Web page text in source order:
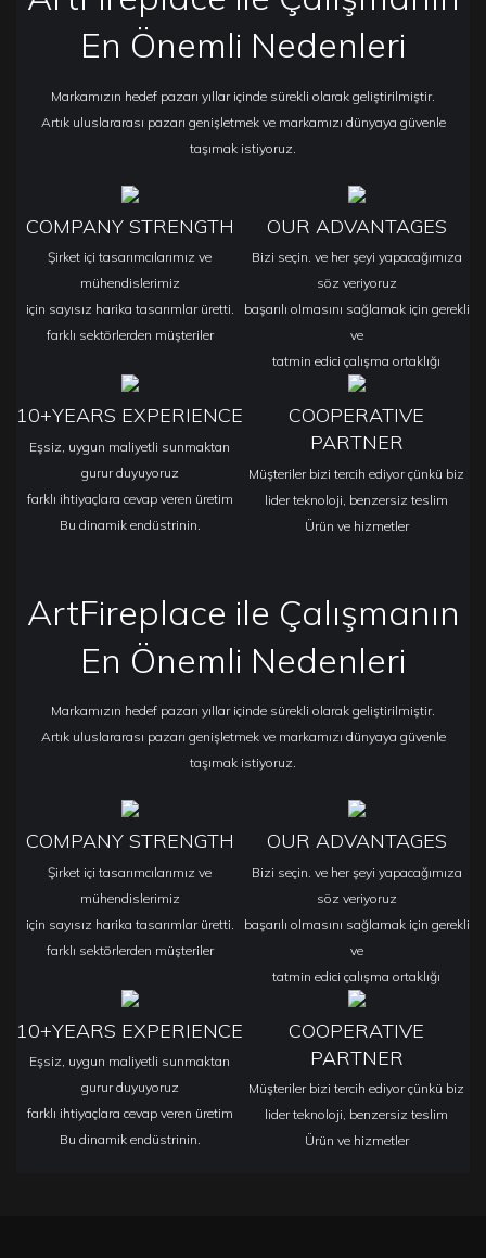
En Önemli Nedenleri
Markamızın hedef pazarı yıllar içinde sürekli olarak geliştirilmiştir.
Artık uluslararası pazarı genişletmek ve markamızı dünyaya güvenle
taşımak istiyoruz.
COMPANY STRENGTH
Şirket içi tasarımcılarımız ve
mühendislerimiz
için sayısız harika tasarımlar üretti.
farklı sektörlerden müşteriler
OUR ADVANTAGES
Bizi seçin. ve her şeyi yapacağımıza
söz veriyoruz
başarılı olmasını sağlamak için gerekli
ve
tatmin edici çalışma ortaklığı
10+YEARS EXPERIENCE
Eşsiz, uygun maliyetli sunmaktan
gurur duyuyoruz
farklı ihtiyaçlara cevap veren üretim
Bu dinamik endüstrinin.
COOPERATIVE
PARTNER
Müşteriler bizi tercih ediyor çünkü biz
lider teknoloji, benzersiz teslim
Ürün ve hizmetler
ArtFireplace ile Çalışmanın
En Önemli Nedenleri
Markamızın hedef pazarı yıllar içinde sürekli olarak geliştirilmiştir.
Artık uluslararası pazarı genişletmek ve markamızı dünyaya güvenle
taşımak istiyoruz.
COMPANY STRENGTH
Şirket içi tasarımcılarımız ve
mühendislerimiz
için sayısız harika tasarımlar üretti.
farklı sektörlerden müşteriler
OUR ADVANTAGES
Bizi seçin. ve her şeyi yapacağımıza
söz veriyoruz
başarılı olmasını sağlamak için gerekli
ve
tatmin edici çalışma ortaklığı
10+YEARS EXPERIENCE
Eşsiz, uygun maliyetli sunmaktan
gurur duyuyoruz
farklı ihtiyaçlara cevap veren üretim
Bu dinamik endüstrinin.
COOPERATIVE
PARTNER
Müşteriler bizi tercih ediyor çünkü biz
lider teknoloji, benzersiz teslim
Ürün ve hizmetler